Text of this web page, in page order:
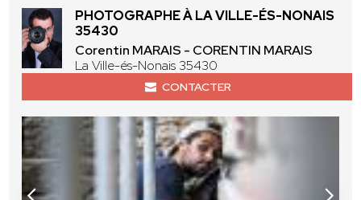
PHOTOGRAPHE À LA VILLE-ÉS-NONAIS
35430
Corentin MARAIS - CORENTIN MARAIS
La Ville-és-Nonais 35430
CONTACTER